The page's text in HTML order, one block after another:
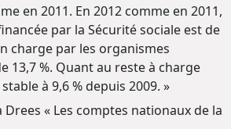
en 2011. En 2012 comme en 2011,
par la Sécurité sociale est de
charge par les organismes
13,7 %. Quant au reste à charge
à 9,6 % depuis 2009. »
« Les comptes nationaux de la